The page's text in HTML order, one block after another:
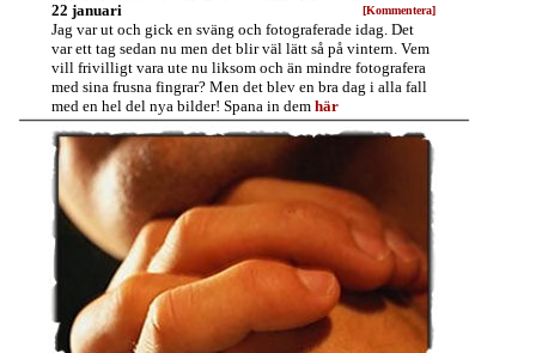
22 januari [Kommentera]
Jag var ut och gick en sväng och fotograferade idag. Det
var ett tag sedan nu men det blir väl lätt så på vintern. Vem
vill frivilligt vara ute nu liksom och än mindre fotografera
med sina frusna fingrar? Men det blev en bra dag i alla fall
med en hel del nya bilder! Spana in dem här